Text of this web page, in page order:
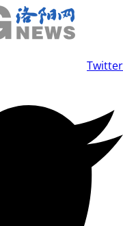
Twitter